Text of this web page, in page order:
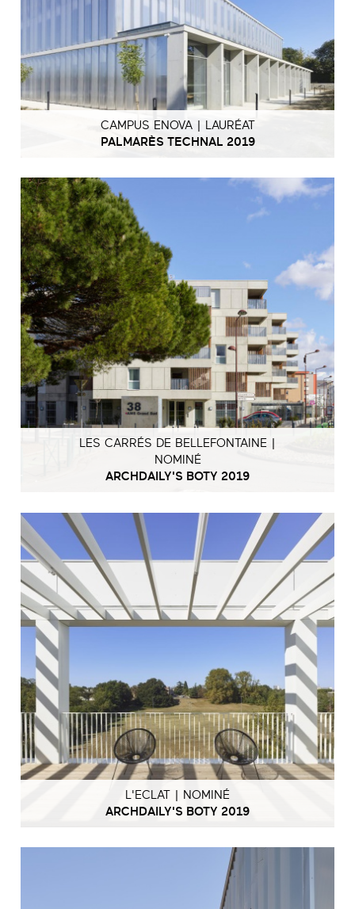
CAMPUS ENOVA | LAURÉAT
PALMARÈS TECHNAL 2019
LES CARRÉS DE BELLEFONTAINE |
NOMINÉ
ARCHDAILY'S BOTY 2019
L'ECLAT | NOMINÉ
ARCHDAILY'S BOTY 2019